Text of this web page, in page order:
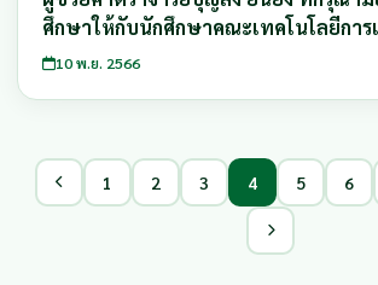
ศึกษาให้กับนักศึกษาคณะเทคโนโลยีการ
10 พ.ย. 2566
1 2 3 4 5 6